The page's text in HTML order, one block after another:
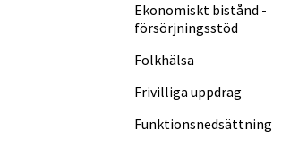
Ekonomiskt bistånd -
försörjningsstöd
Folkhälsa
Frivilliga uppdrag
Funktions­nedsättning